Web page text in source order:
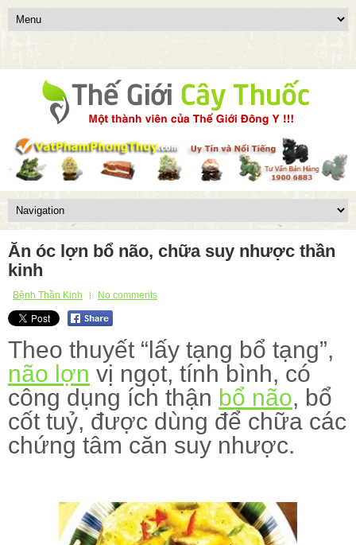
Ăn óc lợn bổ não, chữa suy nhược thần
kinh
Bệnh Thần Kinh No comments
Theo thuyết “lấy tạng bổ tạng”,
não lợn vị ngọt, tính bình, có
công dụng ích thận bổ não, bổ
cốt tuỷ, được dùng để chữa các
chứng tâm căn suy nhược.